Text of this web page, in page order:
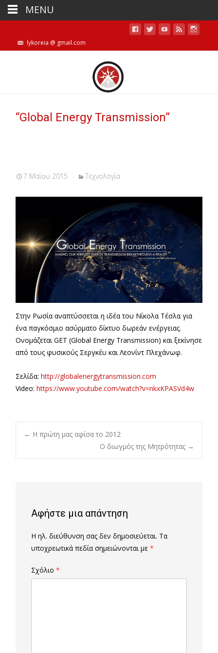
lykoreia @ gmail.com
“Global Energy Transmission”
7 Μαΐου 2015 Τεχνολογία
Στην Ρωσία αναπτύσσεται η ιδέα του Νίκολα Τέσλα για
ένα παγκόσμιο ασύρματο δίκτυο δωρεάν ενέργειας.
Ονομάζεται GET (Global Energy Transmission) και ξεκίνησε
από τους φυσικούς Σεργκέυ και Λεονίντ Πλεχάνωφ.
Σελίδα: http://globalenergytransmission.com
Video: https://www.youtube.com/watch?v=nkxKPASVd4w
Post
← Η πρώτη μας αφίσα το 2012
Ο διωγμός της Μητρότητας →
Αφήστε μια απάντηση
Η ηλ. διεύθυνση σας δεν δημοσιεύεται. Τα
υποχρεωτικά πεδία σημειώνονται με *
Σχόλιο *
MENU